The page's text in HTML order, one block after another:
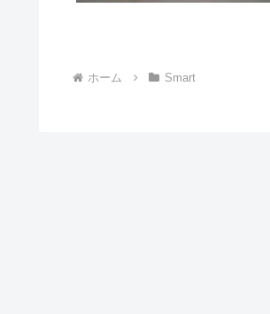
ホーム Smart